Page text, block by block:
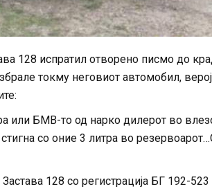
128 испратил отворено писмо до
токму неговиот автомобил,
или БМВ-то од нарко дилерот во
со оние 3 литра во
128 со регистрација БГ 192-523